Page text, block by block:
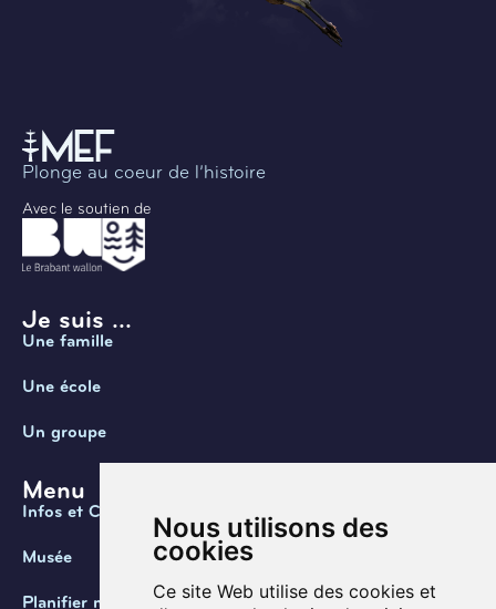
Nous utilisons des
cookies
Ce site Web utilise des cookies et
Plonge au coeur de l’histoire
Avec le soutien de
Je suis ...
Une famille
Une école
Un groupe
Menu
Infos et Contact
Musée
Planifier ma visite